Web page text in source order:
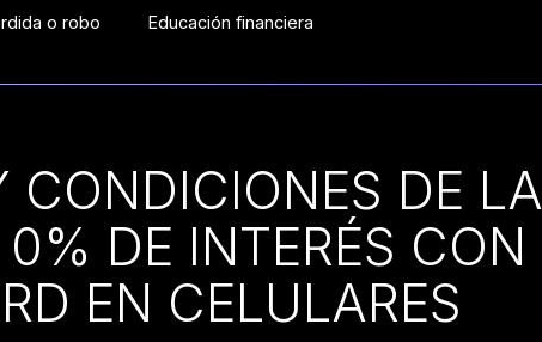
o robo Educación financiera
CONDICIONES DE LA
DE INTERÉS CON
EN CELULARES